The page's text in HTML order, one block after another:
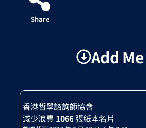
Share
Add Me
香港哲學諮詢師協會
減少浪費 1066 張紙本名片